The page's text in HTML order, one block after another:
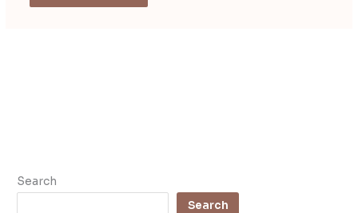
Search
Search